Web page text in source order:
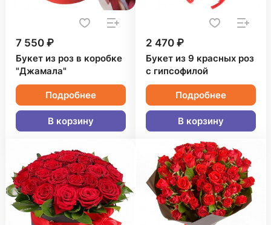
7 550 ₽
Букет из роз в коробке
"Джамала"
Подробнее
В корзину
2 470 ₽
Букет из 9 красных роз
с гипсофилой
Подробнее
В корзину